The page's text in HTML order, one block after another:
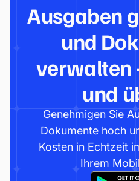
Ausgaben
und
verwalten
und
Genehmigen Sie
Dokumente hoch
Kosten in Echtzeit
Ihrem